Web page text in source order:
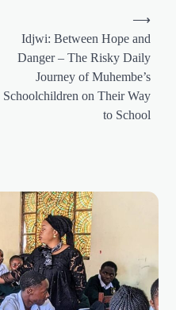
Idjwi: Between Hope and
Danger – The Risky Daily
Journey of Muhembe’s
Schoolchildren on Their Way
to School
⟶